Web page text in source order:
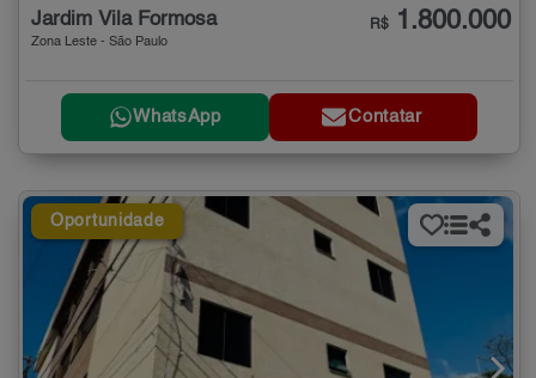
Jardim Vila Formosa
Zona Leste - São Paulo
R$ 1.800.000
WhatsApp Contatar
Oportunidade